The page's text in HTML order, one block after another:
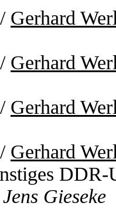
/ Gerhard
/ Gerhard
/ Gerhard
/ Gerhard
Gieseke